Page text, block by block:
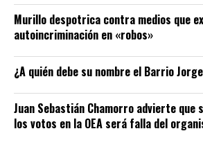
Murillo despotrica contra medios que
autoincriminación en «robos»
¿A quién debe su nombre el Barrio
Juan Sebastián Chamorro advierte que
los votos en la OEA será falla del